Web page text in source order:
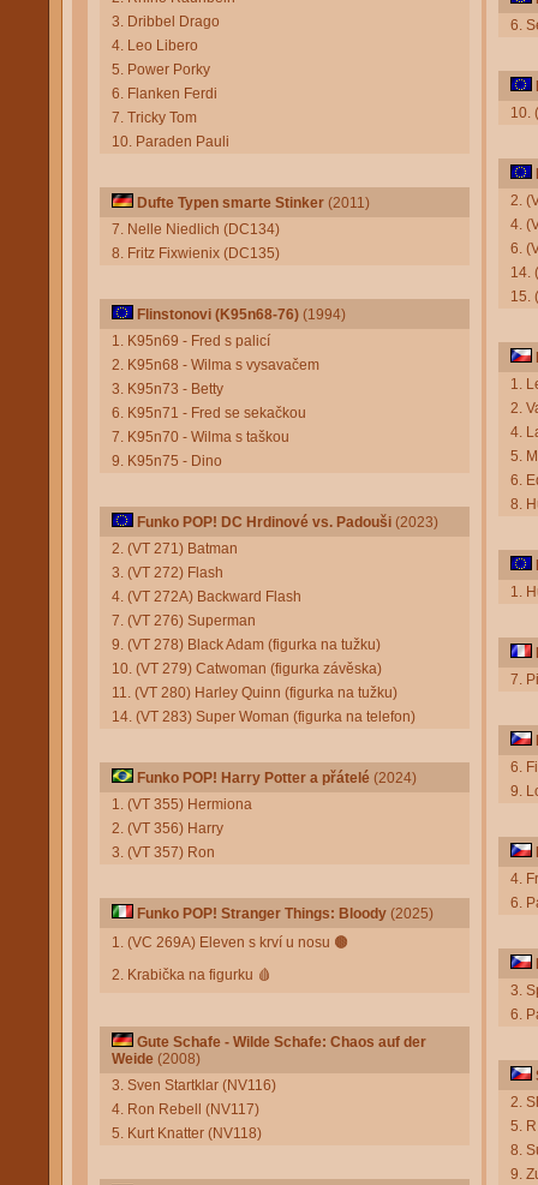
3. Dribbel Drago
4. Leo Libero
5. Power Porky
6. Flanken Ferdi
7. Tricky Tom
10. Paraden Pauli
Dufte Typen smarte Stinker (2011)
7. Nelle Niedlich (DC134)
8. Fritz Fixwienix (DC135)
Flinstonovi (K95n68-76) (1994)
1. K95n69 - Fred s palicí
2. K95n68 - Wilma s vysavačem
3. K95n73 - Betty
6. K95n71 - Fred se sekačkou
7. K95n70 - Wilma s taškou
9. K95n75 - Dino
Funko POP! DC Hrdinové vs. Padouši (2023)
2. (VT 271) Batman
3. (VT 272) Flash
4. (VT 272A) Backward Flash
7. (VT 276) Superman
9. (VT 278) Black Adam (figurka na tužku)
10. (VT 279) Catwoman (figurka závěska)
11. (VT 280) Harley Quinn (figurka na tužku)
14. (VT 283) Super Woman (figurka na telefon)
Funko POP! Harry Potter a přátelé (2024)
1. (VT 355) Hermiona
2. (VT 356) Harry
3. (VT 357) Ron
Funko POP! Stranger Things: Bloody (2025)
1. (VC 269A) Eleven s krví u nosu 🟤
2. Krabička na figurku 🩸
Gute Schafe - Wilde Schafe: Chaos auf der
Weide (2008)
3. Sven Startklar (NV116)
4. Ron Rebell (NV117)
5. Kurt Knatter (NV118)
6.
10.
2.
4.
6.
14.
15.
1.
2.
4.
5.
6.
8.
1.
7.
6.
9.
4.
6.
3.
6.
2.
5.
8.
9.